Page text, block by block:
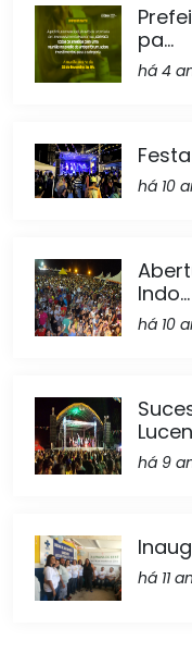
pa...
há 4
há 10
Indo...
há 10
há 9
há 11